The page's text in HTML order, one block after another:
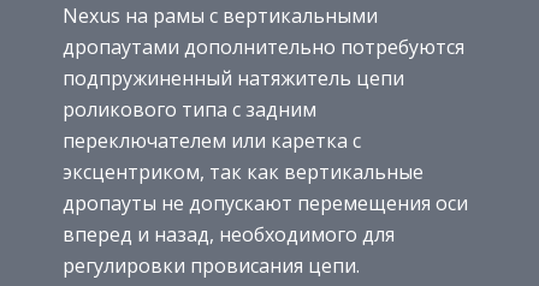
Nexus на рамы с вертикальными
дропаутами дополнительно потребуются
подпружиненный натяжитель цепи
роликового типа с задним
переключателем или каретка с
эксцентриком, так как вертикальные
дропауты не допускают перемещения оси
вперед и назад, необходимого для
регулировки провисания цепи.